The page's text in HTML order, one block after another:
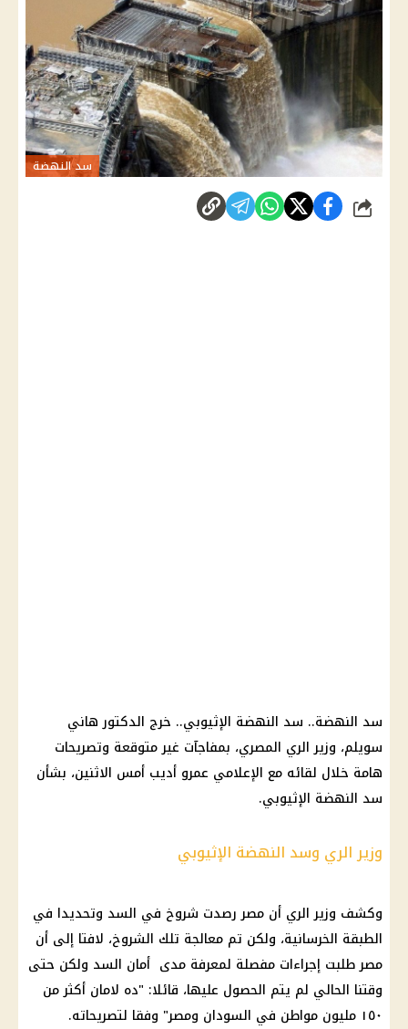
سد النهضة
شارك
سد النهضة.. سد النهضة الإثيوبي.. خرج الدكتور هاني
سويلم، وزير الري المصري، بمفاجآت غير متوقعة وتصريحات
هامة خلال لقائه مع الإعلامي عمرو أديب أمس الاثنين، بشأن
سد النهضة الإثيوبي.
وزير الري وسد النهضة الإثيوبي
وكشف وزير الري أن مصر رصدت شروخ في السد وتحديدا في
الطبقة الخرسانية، ولكن تم معالجة تلك الشروخ، لافتا إلى أن
مصر طلبت إجراءات مفصلة لمعرفة مدى أمان السد ولكن حتى
وقتنا الحالي لم يتم الحصول عليها، قائلا: "ده لامان أكثر من
١٥٠ مليون مواطن في السودان ومصر" وفقا لتصريحاته.